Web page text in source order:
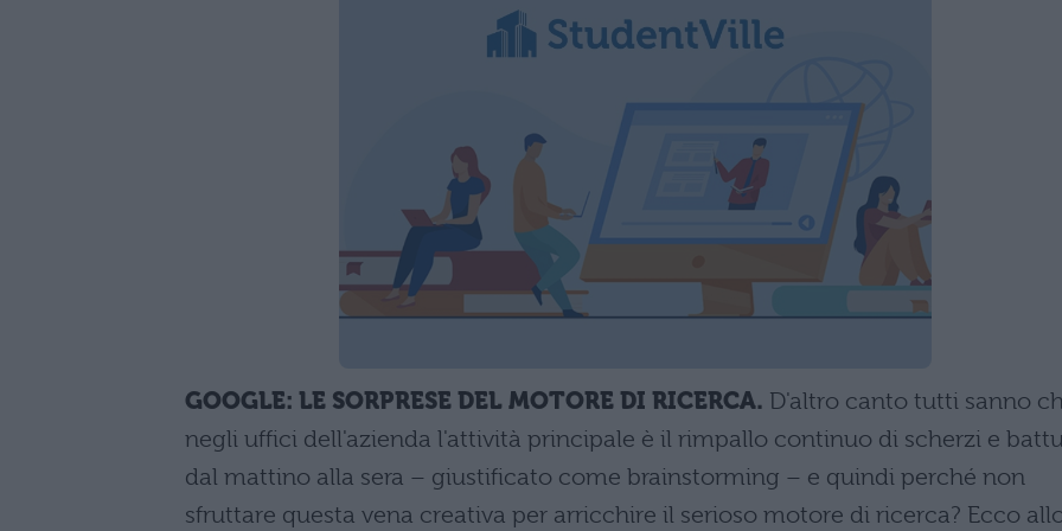
GOOGLE: LE SORPRESE DEL MOTORE DI RICERCA. D'altro canto tutti sanno
negli uffici dell'azienda l'attività principale è il rimpallo continuo di scherzi e
dal mattino alla sera – giustificato come brainstorming – e quindi perché non
sfruttare questa vena creativa per arricchire il serioso motore di ricerca? Ecco